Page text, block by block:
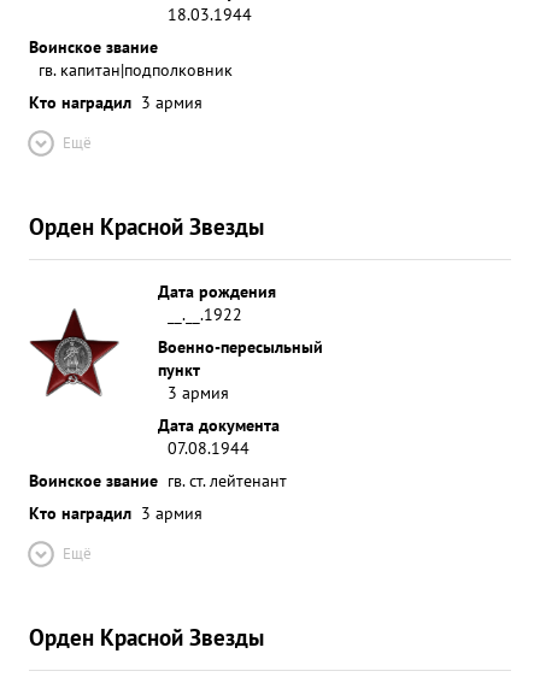
18.03.1944
Воинское звание
гв. капитан|подполковник
Кто наградил 3 армия
Ещё
Орден Красной Звезды
Дата рождения
__.__.1922
Военно-пересыльный
пункт
3 армия
Дата документа
07.08.1944
Воинское звание гв. ст. лейтенант
Кто наградил 3 армия
Ещё
Орден Красной Звезды